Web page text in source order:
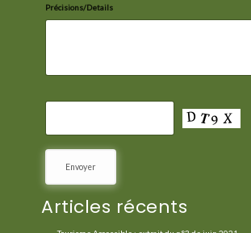
Précisions/Details
Articles récents